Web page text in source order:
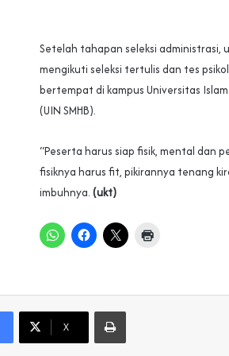
Setelah tahapan seleksi administrasi,
mengikuti seleksi tertulis dan tes
bertempat di kampus Universitas
(UIN SMHB).
“Peserta harus siap fisik, mental dan
fisiknya harus fit, pikirannya tenang
imbuhnya. (ukt)
X
Print